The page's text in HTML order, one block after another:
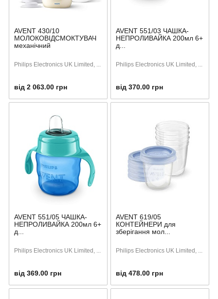
AVENT 430/10
МОЛОКОВІДСМОКТУВАЧ
механічний
Philips Electronics UK Limited, ...
від 2 063.00 грн
AVENT 551/03 ЧАШКА-
НЕПРОЛИВАЙКА 200мл 6+
д...
Philips Electronics UK Limited, ...
від 370.00 грн
AVENT 551/05 ЧАШКА-
НЕПРОЛИВАЙКА 200мл 6+
д...
Philips Electronics UK Limited, ...
від 369.00 грн
AVENT 619/05
КОНТЕЙНЕРИ для
зберігання мол...
Philips Electronics UK Limited, ...
від 478.00 грн